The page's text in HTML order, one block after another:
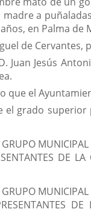
a
en Palma de
de Cervantes,
Jesús
el
grado
DE LA